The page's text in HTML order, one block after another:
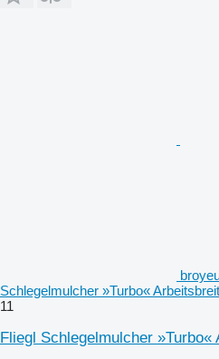
Schlegelmulcher »Turbo«
11
Fliegl Schlegelmulcher »Turbo«